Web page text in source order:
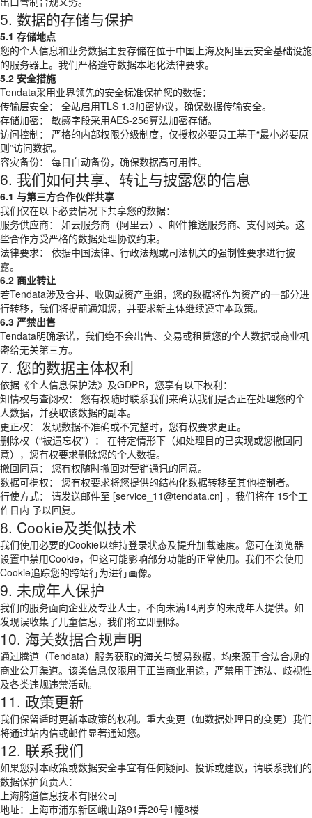
5. 数据的存储与保护
5.1 存储地点
您的个人信息和业务数据主要存储在位于中国上海及阿里云安全基础设施
的服务器上。我们严格遵守数据本地化法律要求。
5.2 安全措施
Tendata采用业界领先的安全标准保护您的数据：
传输层安全： 全站启用TLS 1.3加密协议，确保数据传输安全。
存储加密： 敏感字段采用AES-256算法加密存储。
访问控制： 严格的内部权限分级制度，仅授权必要员工基于“最小必要原
则”访问数据。
容灾备份： 每日自动备份，确保数据高可用性。
6. 我们如何共享、转让与披露您的信息
6.1 与第三方合作伙伴共享
我们仅在以下必要情况下共享您的数据：
服务供应商： 如云服务商（阿里云）、邮件推送服务商、支付网关。这
些合作方受严格的数据处理协议约束。
法律要求： 依据中国法律、行政法规或司法机关的强制性要求进行披
露。
6.2 商业转让
若Tendata涉及合并、收购或资产重组，您的数据将作为资产的一部分进
行转移，我们将提前通知您，并要求新主体继续遵守本政策。
6.3 严禁出售
Tendata明确承诺，我们绝不会出售、交易或租赁您的个人数据或商业机
密给无关第三方。
7. 您的数据主体权利
依据《个人信息保护法》及GDPR，您享有以下权利：
知情权与查阅权： 您有权随时联系我们来确认我们是否正在处理您的个
人数据，并获取该数据的副本。
更正权： 发现数据不准确或不完整时，您有权要求更正。
删除权（“被遗忘权”）： 在特定情形下（如处理目的已实现或您撤回同
意），您有权要求删除您的个人数据。
撤回同意： 您有权随时撤回对营销通讯的同意。
数据可携权： 您有权要求将您提供的结构化数据转移至其他控制者。
行使方式： 请发送邮件至 [service_11@tendata.cn] ，我们将在 15个工
作日内 予以回复。
8. Cookie及类似技术
我们使用必要的Cookie以维持登录状态及提升加载速度。您可在浏览器
设置中禁用Cookie，但这可能影响部分功能的正常使用。我们不会使用
Cookie追踪您的跨站行为进行画像。
9. 未成年人保护
我们的服务面向企业及专业人士，不向未满14周岁的未成年人提供。如
发现误收集了儿童信息，我们将立即删除。
10. 海关数据合规声明
通过腾道（Tendata）服务获取的海关与贸易数据，均来源于合法合规的
商业公开渠道。该类信息仅限用于正当商业用途，严禁用于违法、歧视性
及各类违规违禁活动。
11. 政策更新
我们保留适时更新本政策的权利。重大变更（如数据处理目的变更）我们
将通过站内信或邮件显著通知您。
12. 联系我们
如果您对本政策或数据安全事宜有任何疑问、投诉或建议，请联系我们的
数据保护负责人：
上海腾道信息技术有限公司
地址：上海市浦东新区峨山路91弄20号1幢8楼